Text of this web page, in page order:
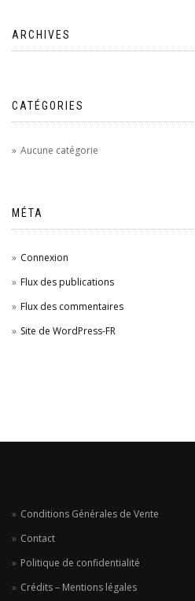
ARCHIVES
CATÉGORIES
Aucune catégorie
MÉTA
Connexion
Flux des publications
Flux des commentaires
Site de WordPress-FR
Conditions Générales de Vente
Contact
Politique de confidentialité
Crédits – Mentions légales